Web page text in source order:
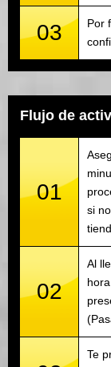
03
Por
Flujo de
01
si
02
Al
Te